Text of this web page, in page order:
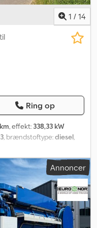
1 / 14
Ring op
, effekt: 338,33 kW
, brændstoftype:diesel,
syn 05/27 Kilometertal:
fortsat er i brug). Tilladt
D2876LF03 – 460 hk / 338
til højre på køretøjet
- Bakkamera - Elektrisk
sideruder højre
Canalmaster F 130 EG
Annoncer